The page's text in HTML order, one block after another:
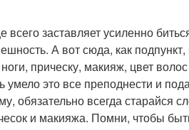
заставляет усиленно
А вот сюда, как
прическу, макияж, цвет
это все преподнести и
обязательно всегда старайся
и макияжа. Помни, чтобы